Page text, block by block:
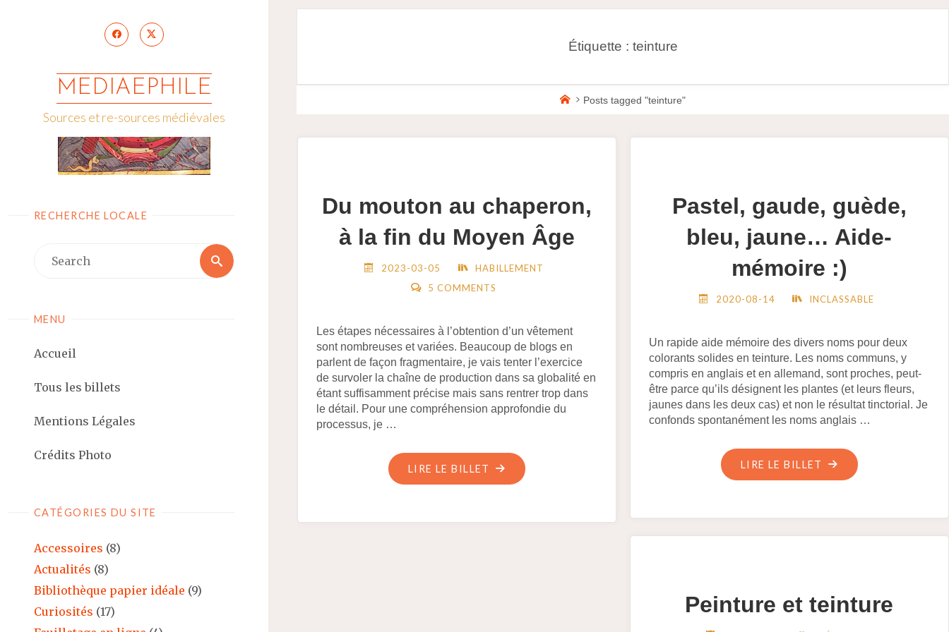
MEDIAEPHILE
Sources et re-sources médiévales
RECHERCHE LOCALE
for:
Search
MENU
Accueil
Tous les billets
Mentions Légales
Crédits Photo
CATÉGORIES DU SITE
Accessoires (8)
Actualités (8)
Bibliothèque papier idéale (9)
Curiosités (17)
Étiquette : teinture
HomePosts tagged "teinture"
Du mouton au chaperon,
à la fin du Moyen Âge
2023-03-05
HABILLEMENT
5 COMMENTS
Les étapes nécessaires à l’obtention d’un vêtement
sont nombreuses et variées. Beaucoup de blogs en
parlent de façon fragmentaire, je vais tenter l’exercice
de survoler la chaîne de production dans sa globalité en
étant suffisamment précise mais sans rentrer trop dans
le détail. Pour une compréhension approfondie du
processus, je …
LIRE LE BILLET
"DU
MOUTON
Pastel, gaude, guède,
bleu, jaune… Aide-
mémoire :)
2020-08-14 INCLASSABLE
Un rapide aide mémoire des divers noms pour deux
colorants solides en teinture. Les noms communs, y
compris en anglais et en allemand, sont proches, peut-
être parce qu’ils désignent les plantes (et leurs fleurs,
jaunes dans les deux cas) et non le résultat tinctorial. Je
confonds spontanément les noms anglais …
LIRE LE BILLET
"PASTEL,
GAUDE,
:)"
Peinture et teinture